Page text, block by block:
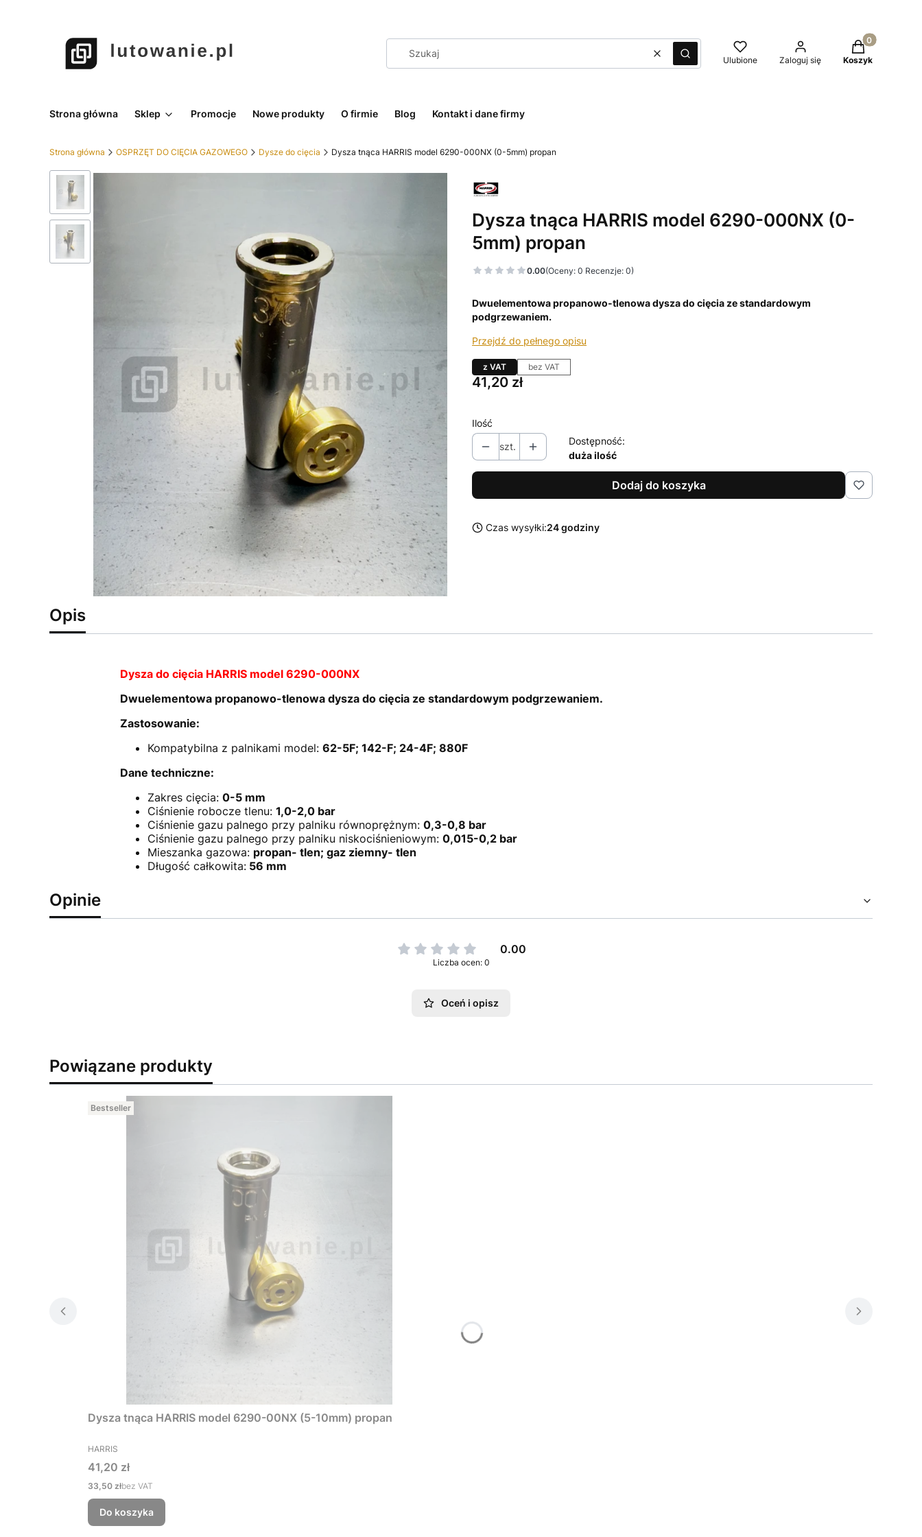
WyczyśćSzukaj Ulubione Zaloguj się
Produkty w
Koszyk
Strona główna Sklep Promocje Nowe produkty O firmie Blog Kontakt i dane firmy
Strona główna OSPRZĘT DO CIĘCIA GAZOWEGO Dysze do cięcia Dysza tnąca HARRIS model 6290-000NX (0-5mm) propan
Dysza tnąca HARRIS model 6290-000NX (0-
5mm) propan
0.00(Oceny: 0 Recenzje: 0)
Dwuelementowa propanowo-tlenowa dysza do cięcia ze standardowym
podgrzewaniem.
Przejdź do pełnego opisu
z VAT bez VAT
Cena
41,20 zł
Ilość
szt.
Dostępność:
duża ilość
Dodaj do koszyka
Czas wysyłki:24 godziny
Opis
Dysza do cięcia HARRIS model 6290-000NX
Dwuelementowa propanowo-tlenowa dysza do cięcia ze standardowym podgrzewaniem.
Zastosowanie:
Kompatybilna z palnikami model: 62-5F; 142-F; 24-4F; 880F
Dane techniczne:
Zakres cięcia: 0-5 mm
Ciśnienie robocze tlenu: 1,0-2,0 bar
Ciśnienie gazu palnego przy palniku równoprężnym: 0,3-0,8 bar
Ciśnienie gazu palnego przy palniku niskociśnieniowym: 0,015-0,2 bar
Mieszanka gazowa: propan- tlen; gaz ziemny- tlen
Długość całkowita:56 mm
Opinie
0.00
Liczba ocen: 0
Oceń i opisz
Powiązane produkty
Bestseller
Dysza tnąca HARRIS model 6290-00NX (5-10mm) propan
PRODUCENT
HARRIS
Cena
41,20 zł
Cena
33,50 złbez VAT
Do koszyka